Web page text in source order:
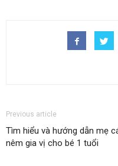
Previous article
Tìm hiểu và hướng dẫn mẹ
nêm gia vị cho bé 1 tuổi